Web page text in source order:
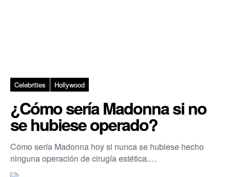
Celebrities Hollywood
¿Cómo sería Madonna si no
se hubiese operado?
Cómo sería Madonna hoy si nunca se hubiese hecho
ninguna operación de cirugía estética.…